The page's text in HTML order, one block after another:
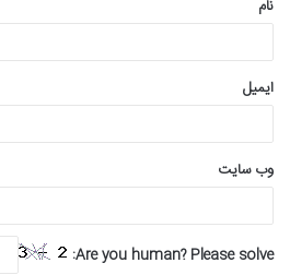
نام
ایمیل
وب‌ سایت
Are you human? Please solve: